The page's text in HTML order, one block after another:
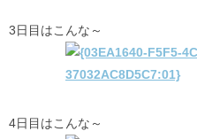
3日目はこんな～
4日目はこんな～